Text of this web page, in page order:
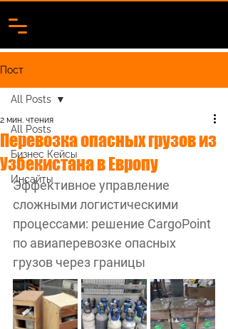
Пост
All Posts
Бизнес Кейсы
Инсайты
All Posts
Перевозка опасных грузов из
Узбекистана в Европу
2 мин. чтения
Эффективное управление
сложными логистическими
процессами: решение CargoPoint
по авиаперевозке опасных
грузов через границы